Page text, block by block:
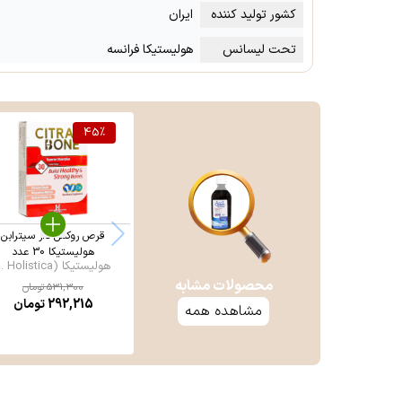
کشور تولید کننده
ایران
تحت لیسانس
هولیستیکا فرانسه
محصولات مشابه
مشاهده همه
45%
قرص روکش دار سیترابن
هولیستیکا 30 عدد
هولیستیکا (Holistica ...
531,300تومان
292,215تومان